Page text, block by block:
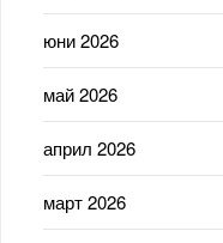
юни 2026
май 2026
април 2026
март 2026